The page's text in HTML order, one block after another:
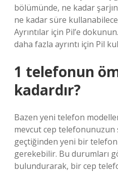
bölümünde, ne kadar
ne kadar süre
Ayrıntılar için Pil’e
daha fazla ayrıntı için Pil
1 telefonun
kadardır?
Bazen yeni telefon
mevcut cep
geçtiğinden yeni bir telefon
gerekebilir. Bu durumları
bulundurarak, bir cep